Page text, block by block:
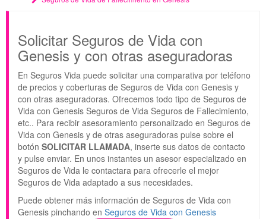
Solicitar Seguros de Vida con
Genesis y con otras aseguradoras
En Seguros Vida puede solicitar una comparativa por teléfono
de precios y coberturas de Seguros de Vida con Genesis y
con otras aseguradoras. Ofrecemos todo tipo de Seguros de
Vida con Genesis Seguros de Vida Seguros de Fallecimiento,
etc.. Para recibir asesoramiento personalizado en Seguros de
Vida con Genesis y de otras aseguradoras pulse sobre el
botón SOLICITAR LLAMADA, inserte sus datos de contacto
y pulse enviar. En unos instantes un asesor especializado en
Seguros de Vida le contactara para ofrecerle el mejor
Seguros de Vida adaptado a sus necesidades.
Puede obtener más información de Seguros de Vida con
Genesis pinchando en Seguros de Vida con Genesis